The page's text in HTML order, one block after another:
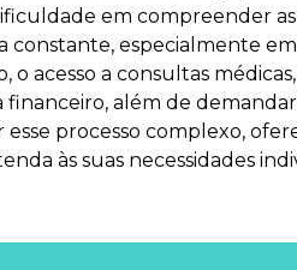
em compreender
constante, especialmente
o acesso a consultas
financeiro, além de
esse processo complexo,
às suas necessidades